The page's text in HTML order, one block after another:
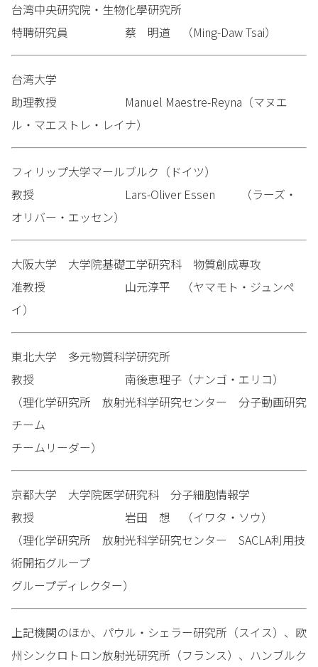
台湾中央研究院・生物化學研究所
特聘研究員 蔡 明道 （Ming-Daw Tsai）
台湾大学
助理教授 Manuel Maestre-Reyna（マヌエ
ル・マエストレ・レイナ）
フィリップ大学マールブルク（ドイツ）
教授 Lars-Oliver Essen （ラーズ・
オリバー・エッセン）
大阪大学 大学院基礎工学研究科 物質創成専攻
准教授 山元淳平 （ヤマモト・ジュンペ
イ）
東北大学 多元物質科学研究所
教授 南後恵理子（ナンゴ・エリコ）
（理化学研究所 放射光科学研究センター 分子動画研究
チーム
チームリーダー）
京都大学 大学院医学研究科 分子細胞情報学
教授 岩田 想 （イワタ・ソウ）
（理化学研究所 放射光科学研究センター SACLA利用技
術開拓グループ
グループディレクター）
上記機関のほか、パウル・シェラー研究所（スイス）、欧
州シンクロトロン放射光研究所（フランス）、ハンブルク